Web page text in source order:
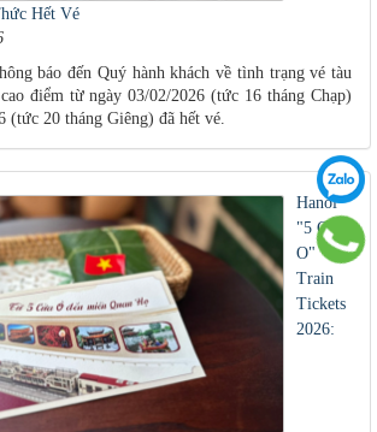
Hết Vé
báo đến Quý hành khách về tình trạng vé tàu
điểm từ ngày 03/02/2026 (tức 16 tháng Chạp)
(tức 20 tháng Giêng) đã hết vé.
Hanoi
"5 Cua
O"
Train
Tickets
2026: